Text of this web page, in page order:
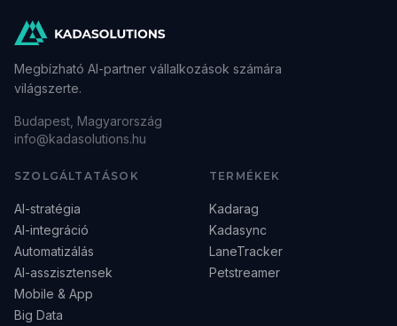
Megbízható AI-partner vállalkozások számára
világszerte.
Budapest, Magyarország
info@kadasolutions.hu
SZOLGÁLTATÁSOK
AI-stratégia
AI-integráció
Automatizálás
AI-asszisztensek
Mobile & App
Big Data
TERMÉKEK
Kadarag
Kadasync
LaneTracker
Petstreamer